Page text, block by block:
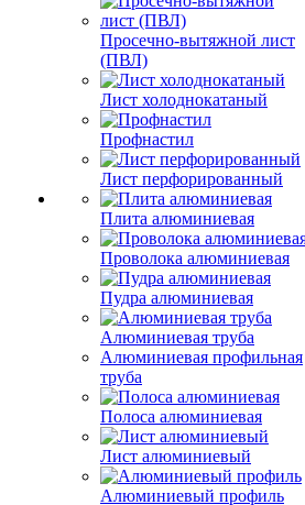
Просечно-вытяжной лист
(ПВЛ)
Лист холоднокатаный
Профнастил
Лист перфорированный
Плита алюминиевая
Проволока алюминиевая
Пудра алюминиевая
Алюминиевая труба
Алюминиевая профильная
труба
Полоса алюминиевая
Лист алюминиевый
Алюминиевый профиль